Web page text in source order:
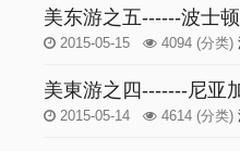
美东游之五------波士顿
2015-05-15 4094 (分类)
美東游之四-------尼亚
2015-05-14 4614 (分类)